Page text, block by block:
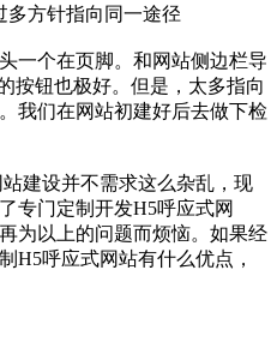
多方针指向同一途径
一个在页脚。和网站侧边栏导
按钮也极好。但是，太多指向
我们在网站初建好后去做下检
建设并不需求这么杂乱，现
专门定制开发H5呼应式网
为以上的问题而烦恼。如果经
H5呼应式网站有什么优点，